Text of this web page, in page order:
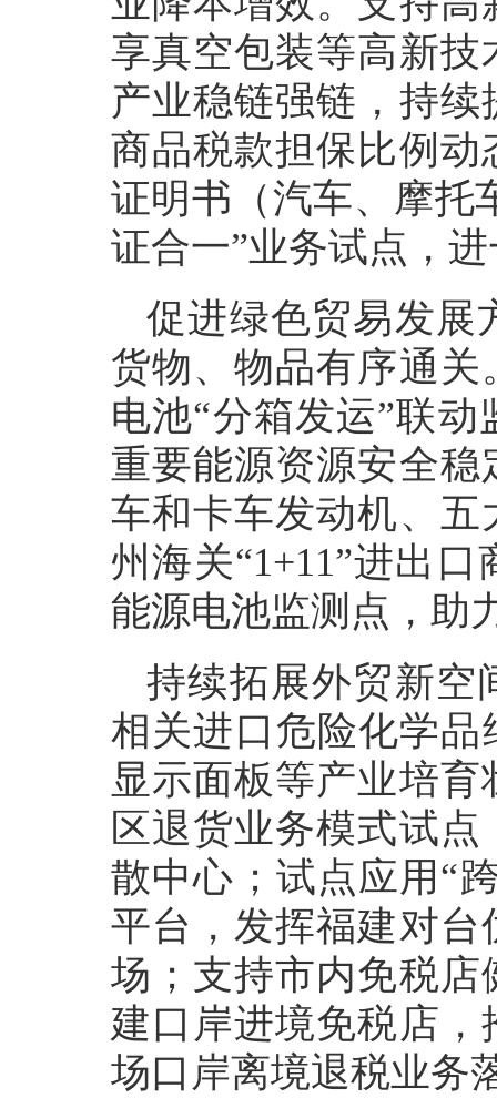
享真空包装等高新
产业稳链强链，持
商品税款担保比例
证明书（汽车、摩托
证合一”业务试点，
促进绿色贸易发展
货物、物品有序通
电池“分箱发运”联
重要能源资源安全
车和卡车发动机、
州海关“1+11”进出
能源电池监测点，助
持续拓展外贸新空
相关进口危险化学品
显示面板等产业培
区退货业务模式试
散中心；试点应用“
平台，发挥福建对
场；支持市内免税
建口岸进境免税店
场口岸离境退税业务